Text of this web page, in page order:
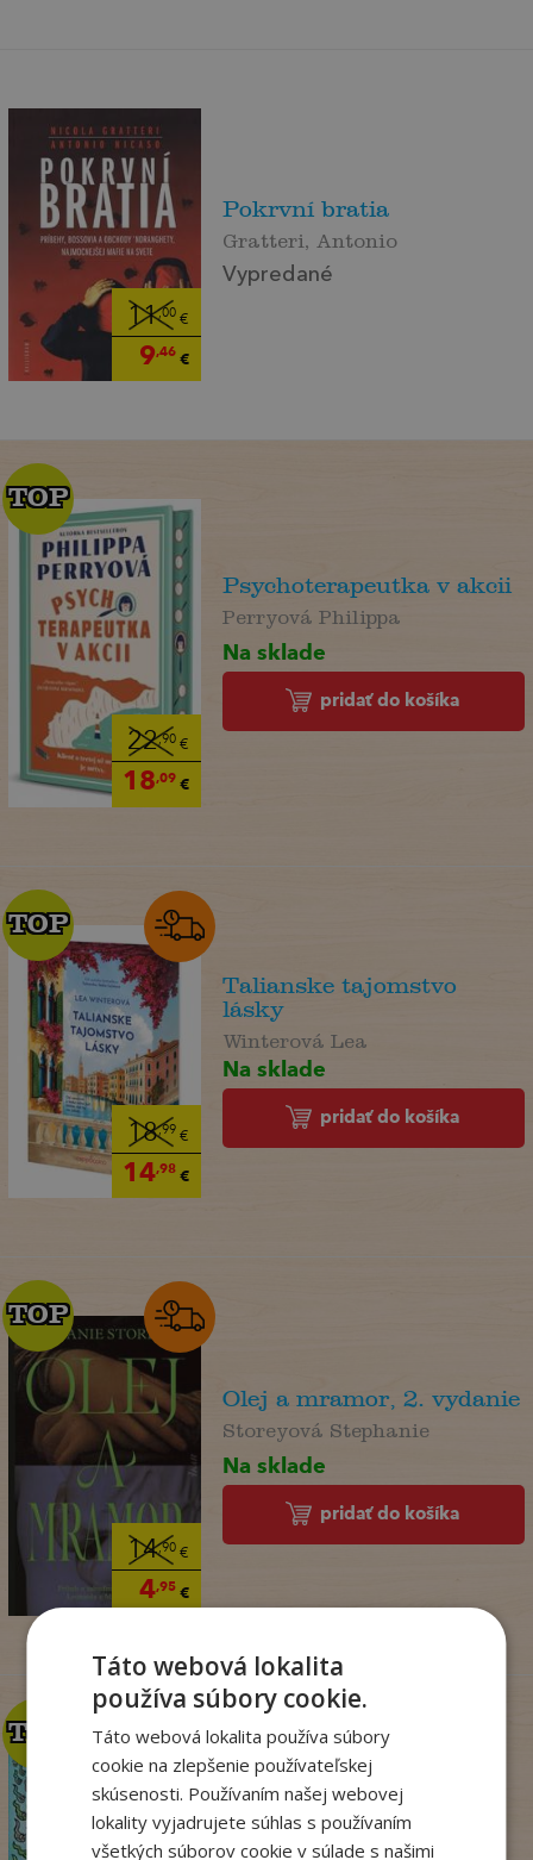
11,00€
9,46€
Pokrvní bratia
Gratteri, Antonio
Vypredané
22,90€
18,09€
TOP
TOP
Psychoterapeutka v akcii
Perryová Philippa
Na sklade
pridať do košíka
18,99 €
14,98€
TOP
TOP
Talianske tajomstvo
lásky
Winterová Lea
Na sklade
pridať do košíka
14,90€
4,95€
TOP
TOP
Olej a mramor, 2. vydanie
Storeyová Stephanie
Na sklade
pridať do košíka
TOP
TOP
Dogman. Larva 22 (8)
Dav Pilkey
Táto webová lokalita
používa súbory cookie.
Táto webová lokalita používa súbory
cookie na zlepšenie používateľskej
skúsenosti. Používaním našej webovej
lokality vyjadrujete súhlas s používaním
všetkých súborov cookie v súlade s našimi